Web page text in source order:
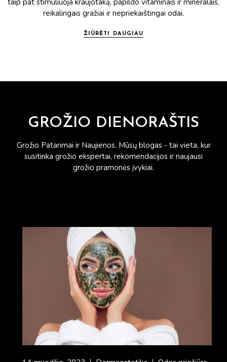
taip pat stimuliuoja kraujotaką, papildo vitaminais ir mineralais,
reikalingais gražiai ir nepriekaištingai odai.
ŽIŪRĖTI DAUGIAU
GROŽIO DIENORAŠTIS
Grožio Patarimai ir Naujienos. Mūsų blogas - tai vieta, kur
susitinka grožio ekspertai, rekomendacijos ir naujausi
grožio pramonės įvykiai.